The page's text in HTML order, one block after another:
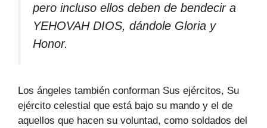
pero incluso ellos deben de bendecir a
YEHOVAH DIOS, dándole Gloria y
Honor.
Los ángeles también conforman Sus ejércitos, Su
ejército celestial que está bajo su mando y el de
aquellos que hacen su voluntad, como soldados del